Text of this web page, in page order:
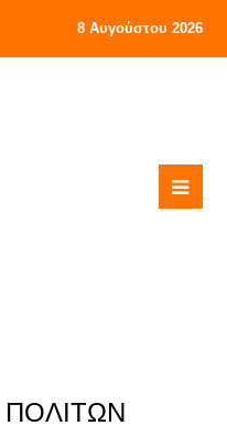
8 Αυγούστου 2026
ΠΟΛΙΤΩΝ